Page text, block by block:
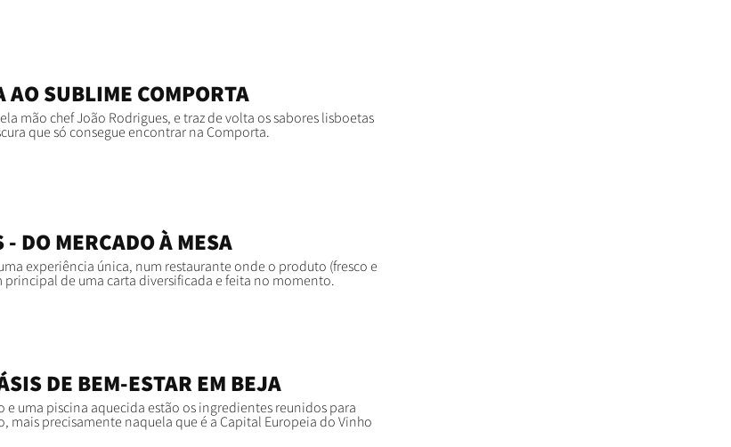
AO SUBLIME COMPORTA
mão chef João Rodrigues, e traz de volta os sabores lisboetas
que só consegue encontrar na Comporta.
DO MERCADO À MESA
experiência única, num restaurante onde o produto (fresco e
de uma carta diversificada e feita no momento.
DE BEM-ESTAR EM BEJA
e uma piscina aquecida estão os ingredientes reunidos para
mais precisamente naquela que é a Capital Europeia do Vinho